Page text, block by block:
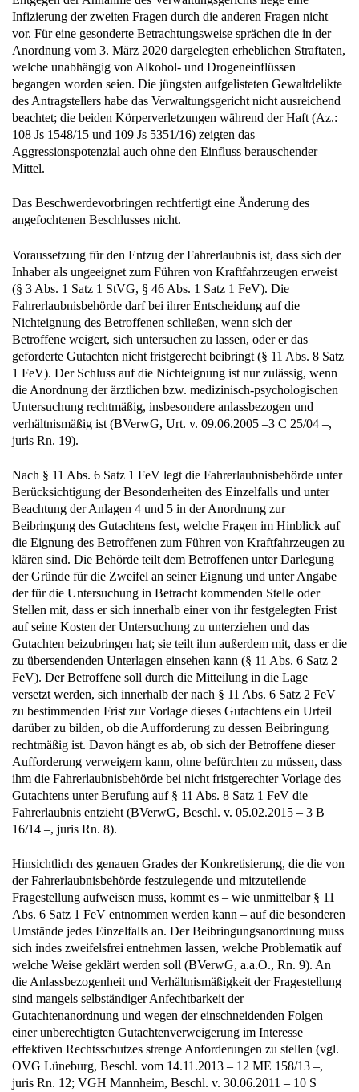
Infizierung der zweiten Fragen durch die anderen Fragen nicht
vor. Für eine gesonderte Betrachtungsweise sprächen die in der
Anordnung vom 3. März 2020 dargelegten erheblichen Straftaten,
welche unabhängig von Alkohol- und Drogeneinflüssen
begangen worden seien. Die jüngsten aufgelisteten Gewaltdelikte
des Antragstellers habe das Verwaltungsgericht nicht ausreichend
beachtet; die beiden Körperverletzungen während der Haft (Az.:
108 Js 1548/15 und 109 Js 5351/16) zeigten das
Aggressionspotenzial auch ohne den Einfluss berauschender
Mittel.
Das Beschwerdevorbringen rechtfertigt eine Änderung des
angefochtenen Beschlusses nicht.
Voraussetzung für den Entzug der Fahrerlaubnis ist, dass sich der
Inhaber als ungeeignet zum Führen von Kraftfahrzeugen erweist
(§ 3 Abs. 1 Satz 1 StVG, § 46 Abs. 1 Satz 1 FeV). Die
Fahrerlaubnisbehörde darf bei ihrer Entscheidung auf die
Nichteignung des Betroffenen schließen, wenn sich der
Betroffene weigert, sich untersuchen zu lassen, oder er das
geforderte Gutachten nicht fristgerecht beibringt (§ 11 Abs. 8 Satz
1 FeV). Der Schluss auf die Nichteignung ist nur zulässig, wenn
die Anordnung der ärztlichen bzw. medizinisch-psychologischen
Untersuchung rechtmäßig, insbesondere anlassbezogen und
verhältnismäßig ist (BVerwG, Urt. v. 09.06.2005 –3 C 25/04 –,
juris Rn. 19).
Nach § 11 Abs. 6 Satz 1 FeV legt die Fahrerlaubnisbehörde unter
Berücksichtigung der Besonderheiten des Einzelfalls und unter
Beachtung der Anlagen 4 und 5 in der Anordnung zur
Beibringung des Gutachtens fest, welche Fragen im Hinblick auf
die Eignung des Betroffenen zum Führen von Kraftfahrzeugen zu
klären sind. Die Behörde teilt dem Betroffenen unter Darlegung
der Gründe für die Zweifel an seiner Eignung und unter Angabe
der für die Untersuchung in Betracht kommenden Stelle oder
Stellen mit, dass er sich innerhalb einer von ihr festgelegten Frist
auf seine Kosten der Untersuchung zu unterziehen und das
Gutachten beizubringen hat; sie teilt ihm außerdem mit, dass er die
zu übersendenden Unterlagen einsehen kann (§ 11 Abs. 6 Satz 2
FeV). Der Betroffene soll durch die Mitteilung in die Lage
versetzt werden, sich innerhalb der nach § 11 Abs. 6 Satz 2 FeV
zu bestimmenden Frist zur Vorlage dieses Gutachtens ein Urteil
darüber zu bilden, ob die Aufforderung zu dessen Beibringung
rechtmäßig ist. Davon hängt es ab, ob sich der Betroffene dieser
Aufforderung verweigern kann, ohne befürchten zu müssen, dass
ihm die Fahrerlaubnisbehörde bei nicht fristgerechter Vorlage des
Gutachtens unter Berufung auf § 11 Abs. 8 Satz 1 FeV die
Fahrerlaubnis entzieht (BVerwG, Beschl. v. 05.02.2015 – 3 B
16/14 –, juris Rn. 8).
Hinsichtlich des genauen Grades der Konkretisierung, die die von
der Fahrerlaubnisbehörde festzulegende und mitzuteilende
Fragestellung aufweisen muss, kommt es – wie unmittelbar § 11
Abs. 6 Satz 1 FeV entnommen werden kann – auf die besonderen
Umstände jedes Einzelfalls an. Der Beibringungsanordnung muss
sich indes zweifelsfrei entnehmen lassen, welche Problematik auf
welche Weise geklärt werden soll (BVerwG, a.a.O., Rn. 9). An
die Anlassbezogenheit und Verhältnismäßigkeit der Fragestellung
sind mangels selbständiger Anfechtbarkeit der
Gutachtenanordnung und wegen der einschneidenden Folgen
einer unberechtigten Gutachtenverweigerung im Interesse
effektiven Rechtsschutzes strenge Anforderungen zu stellen (vgl.
OVG Lüneburg, Beschl. vom 14.11.2013 – 12 ME 158/13 –,
juris Rn. 12; VGH Mannheim, Beschl. v. 30.06.2011 – 10 S